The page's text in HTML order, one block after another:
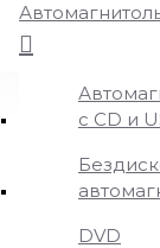
с CD и
DVD